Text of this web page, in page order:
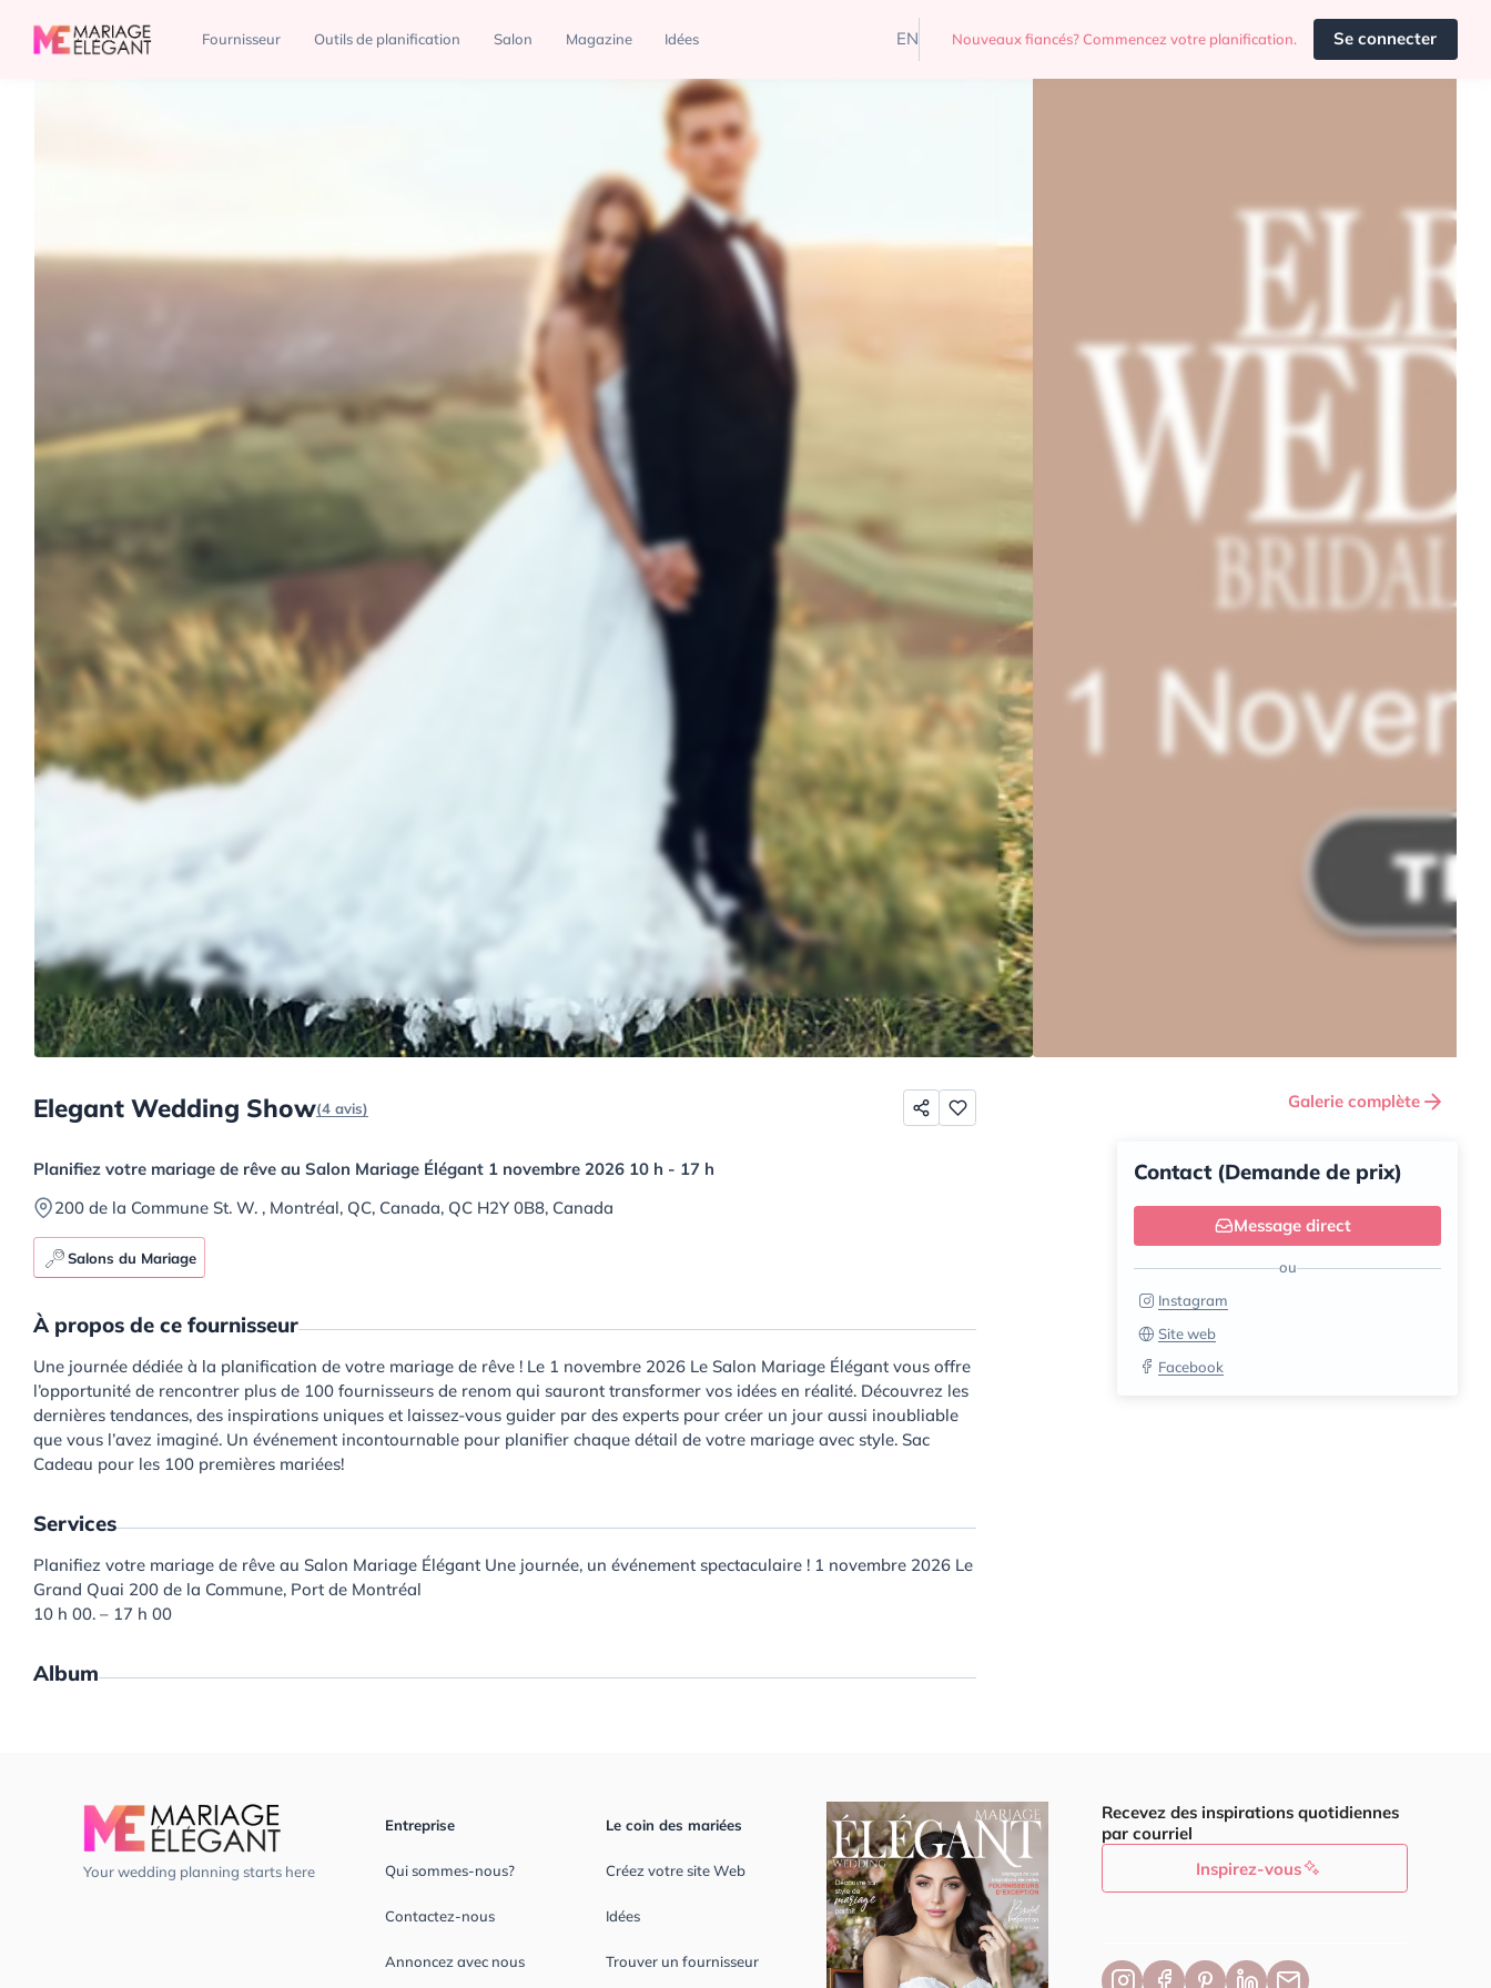
Fournisseur Outils de planification Salon Magazine Idées EN Nouveaux fiancés? Commencez votre planification. Se connecter
Salons du Mariage Elegant Wedding Show
Galerie complète
Elegant Wedding Show(4 avis)
Planifiez votre mariage de rêve au Salon Mariage Élégant 1 novembre 2026 10 h - 17 h
200 de la Commune St. W. , Montréal, QC, Canada, QC H2Y 0B8, Canada
Salons du Mariage
À propos de ce fournisseur
Une journée dédiée à la planification de votre mariage de rêve ! Le 1 novembre 2026 Le Salon Mariage Élégant vous offre
l’opportunité de rencontrer plus de 100 fournisseurs de renom qui sauront transformer vos idées en réalité. Découvrez les
dernières tendances, des inspirations uniques et laissez-vous guider par des experts pour créer un jour aussi inoubliable
que vous l’avez imaginé. Un événement incontournable pour planifier chaque détail de votre mariage avec style. Sac
Cadeau pour les 100 premières mariées!
Services
Planifiez votre mariage de rêve au Salon Mariage Élégant Une journée, un événement spectaculaire ! 1 novembre 2026 Le
Grand Quai 200 de la Commune, Port de Montréal
10 h 00. – 17 h 00
Album
Contact (Demande de prix)
Message direct
ou
Instagram
Site web
Facebook
Your wedding planning starts here
Entreprise
Qui sommes-nous?
Contactez-nous
Annoncez avec nous
Le coin des mariées
Créez votre site Web
Idées
Trouver un fournisseur
Recevez des inspirations quotidiennes
par courriel
Inspirez-vous